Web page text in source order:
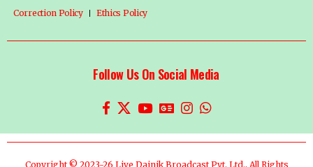
Correction Policy
Ethics Policy
Follow Us On Social Media
Copyright © 2023-26 Live Dainik Broadcast Pvt. Ltd., All Rights